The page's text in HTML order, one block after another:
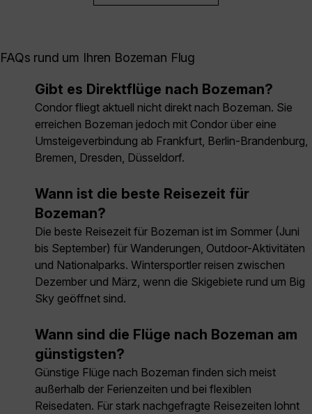
FAQs rund um Ihren Bozeman Flug
Gibt es Direktflüge nach Bozeman?
Condor fliegt aktuell nicht direkt nach Bozeman. Sie
erreichen Bozeman jedoch mit Condor über eine
Umsteigeverbindung ab Frankfurt, Berlin-Brandenburg,
Bremen, Dresden, Düsseldorf.
Wann ist die beste Reisezeit für
Bozeman?
Die beste Reisezeit für Bozeman ist im Sommer (Juni
bis September) für Wanderungen, Outdoor-Aktivitäten
und Nationalparks. Wintersportler reisen zwischen
Dezember und März, wenn die Skigebiete rund um Big
Sky geöffnet sind.
Wann sind die Flüge nach Bozeman am
günstigsten?
Günstige Flüge nach Bozeman finden sich meist
außerhalb der Ferienzeiten und bei flexiblen
Reisedaten. Für stark nachgefragte Reisezeiten lohnt